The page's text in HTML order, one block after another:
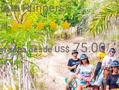
Runners
desde US$75.00